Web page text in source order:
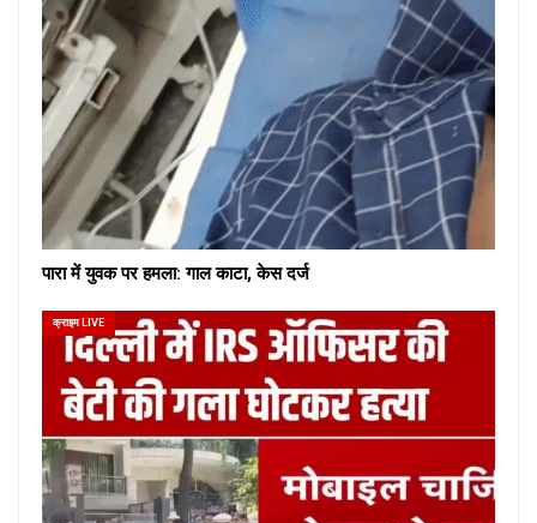
पारा में युवक पर हमला: गाल काटा, केस दर्ज
क्राइम LIVE